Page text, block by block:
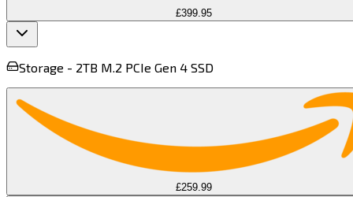
£399.95
Storage - 2TB M.2 PCIe Gen 4 SSD​​​​‌ ‍ ​‍​‍‌‍ ‌ ​‍‌‍‍‌‌‍‌ ‌‍‍‌‌‍ ‍​‍​‍​ ‍‍​‍​‍‌ ​ ‌‍​‌‌‍ ‍‌‍‍‌‌ ‌​‌ ‍‌​‍ ‍‌‍‍‌‌‍ ​‍​‍​‍ ​​‍​‍‌‍‍​‌ ​‍‌‍‌‌‌‍‌‍​‍​‍​ ‍‍​‍​‍​‍ ‌‍​‌‌‍‌​‌‍ ‌‌‍‍‌‌‍ ‍​‍ ‌‍‍‌‌‍ ‍‌ ‌​‌‍‌‌‌‍ ‍‌ ‌​​‍ ‌‍‌‌‌‍‌​‌‍‍‌‌ ‌​​‍ ‌‍ ‌‌‍ ‌‍‌​‌‍‌‌​ ‌‌ ​​‌ ​‍‌‍‌‌‌ ​ ‌‍‌‌‌‍ ‍‌ ‌​‌‍​‌‌ ‌​‌‍‍‌‌‍ ‌‍ ‍​ ‍ ‌‍‍‌‌‍‌​​ ‌‌‍​‍​ ​​​ ‌‌​ ‍​‌‍​ ‌‍​‍​ ​‌​ ​‍​‍ ‌‌‍‌‍‌‍​‌‌‍‌​‌‍‌‍​‍ ‌​ ‌​‌‍​‌​ ​‍‌‍‌‍​‍ ‌‌‍​‍​ ​​​ ​‌​ ‌ ​‍ ‌​ ​​​ ​​​ ‍​​ ​ ​ ​‍​ ​‌​ ‌​​ ‍‌‌‍‌‍​ ​‌​ ‌‌​ ​ ​ ‍ ‌ ‌​‌ ‍‌‌ ​​‌‍‌‌​ ‌‌ ​ ‌ ‌​‌‍ ‌ ​‍‌‍​‌‌‍‌ ‌‍‌‌​ ‍ ‌ ​​‌‍​‌‌ ‌​‌‍‍​​ ‌‌‍ ‍‌‍​‌‌‍ ‌‌‍‌‌​ ‌‍​‍‌‍​‌‌ ​ ‌‍‌‌‌‌‌‌‌ ​‍‌‍ ​​ ‌​‍‌‌​ ​‍‌​‌‍‌‍​‌‌‍‌​‌‍ ‌‌‍‍‌‌‍ ‍​‍‌‍‌‍‍‌‌‍‌​​ ‌‌‍​‍​ ​​​ ‌‌​ ‍​‌‍​ ‌‍​‍​ ​‌​ ​‍​‍ ‌‌‍‌‍‌‍​‌‌‍‌​‌‍‌‍​‍ ‌​ ‌​‌‍​‌​ ​‍‌‍‌‍​‍ ‌‌‍​‍​ ​​​ ​‌​ ‌ ​‍ ‌​ ​​​ ​​​ ‍​​ ​ ​ ​‍​ ​‌​ ‌​​ ‍‌‌‍‌‍​ ​‌​ ‌‌​ ​ ​‍‌‍‌ ‌​‌ ‍‌‌ ​​‌‍‌‌​ ‌‌ ​ ‌ ‌​‌‍ ‌ ​‍‌‍​‌‌‍‌ ‌‍‌‌​‍‌‍‌ ​​‌‍​‌‌ ‌​‌‍‍​​ ‌‌‍ ‍‌‍​‌‌‍ ‌‌‍‌‌​‍‌‍‌ ​​‌‍‌‌‌ ​‍‌ ​ ‌ ​​‌‍‌‌‌‍​ ‌ ‌​‌‍‍‌‌ ‌‍‌‍‌‌​ ‌‌ ​​‌ ‌‌‌‍​‍‌‍ ​‌‍‍‌‌ ​ ‌‍‍​‌‍‌‌‌‍‌​​‍​‍‌ ‌
£259.99